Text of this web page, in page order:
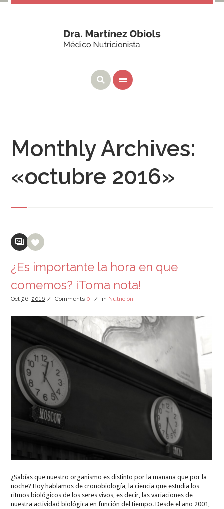
Monthly Archives:
«octubre 2016»
¿Es importante la hora en que
comemos? ¡Toma nota!
Oct 26, 2016 / Comments 0 / in Nutrición
¿Sabías que nuestro organismo es distinto por la mañana que por la
noche? Hoy hablamos de cronobiología, la ciencia que estudia los
ritmos biológicos de los seres vivos, es decir, las variaciones de
nuestra actividad biológica en función del tiempo. Desde el año 2001,